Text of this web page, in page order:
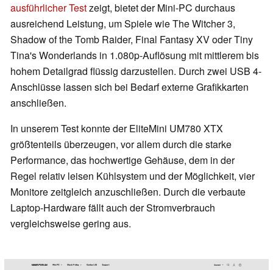
ausführlicher Testzeigt, bietet der Mini-PC durchaus
ausreichend Leistung, um Spiele wie The Witcher 3,
Shadow of the Tomb Raider, Final Fantasy XV oder Tiny
Tina's Wonderlands in 1.080p-Auflösung mit mittlerem bis
hohem Detailgrad flüssig darzustellen. Durch zwei USB 4-
Anschlüsse lassen sich bei Bedarf externe Grafikkarten
anschließen.
In unserem Test konnte der EliteMini UM780 XTX
größtenteils überzeugen, vor allem durch die starke
Performance, das hochwertige Gehäuse, dem in der
Regel relativ leisen Kühlsystem und der Möglichkeit, vier
Monitore zeitgleich anzuschließen. Durch die verbaute
Laptop-Hardware fällt auch der Stromverbrauch
vergleichsweise gering aus.